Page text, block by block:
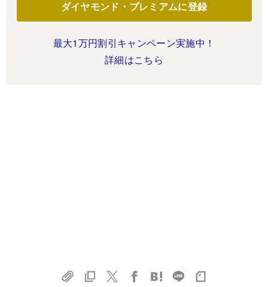
ダイヤモンド・プレミアムに登録
最大1万円割引キャンペーン実施中！
詳細はこちら